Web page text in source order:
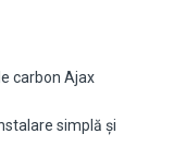
carbon Ajax
simplă și